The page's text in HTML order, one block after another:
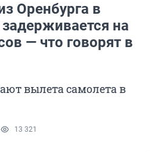
Оренбурга в
на
— что говорят в
вылета самолета в
13 321